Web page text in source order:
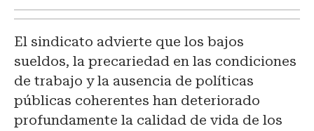
El sindicato advierte que los bajos
sueldos, la precariedad en las condiciones
de trabajo y la ausencia de políticas
públicas coherentes han deteriorado
profundamente la calidad de vida de los